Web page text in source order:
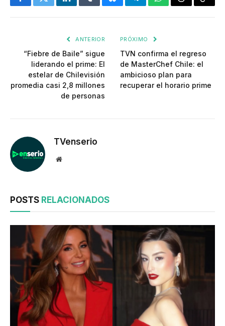
FacebookTwitterLinkedInTumblrBlueskyTelegramWhatsApp
Threads
ANTERIOR
“Fiebre de Baile” sigue
liderando el prime: El
estelar de Chilevisión
promedia casi 2,8 millones
de personas
PRÓXIMO
TVN confirma el regreso
de MasterChef Chile: el
ambicioso plan para
recuperar el horario prime
TVenserio
Website
POSTS RELACIONADOS